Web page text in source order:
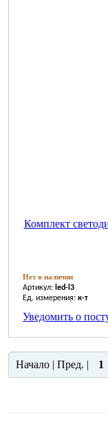
Комплект
Нет в наличии
Артикул: led-l3
Ед. измерения: к-т
Уведомить о
Начало | Пред. | 1